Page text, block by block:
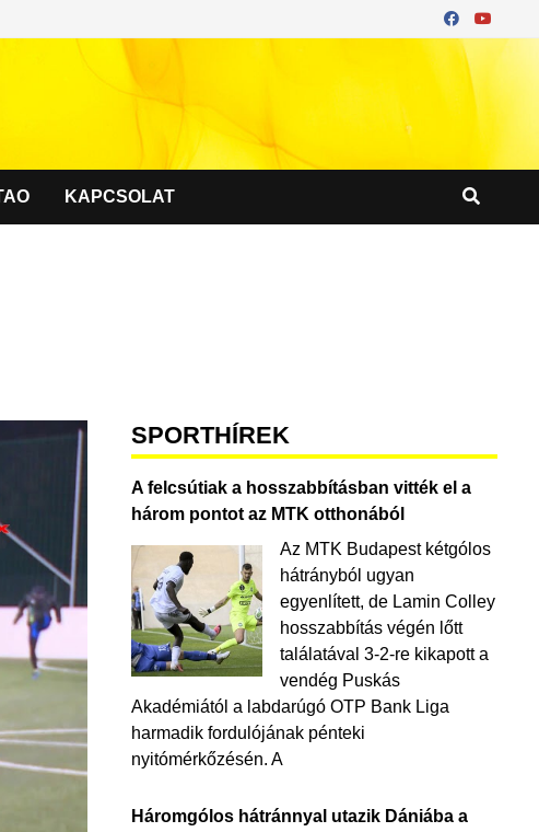
KAPCSOLAT
SPORTHÍREK
A felcsútiak a hosszabbításban vitték el a
három pontot az MTK otthonából
Az MTK Budapest kétgólos
hátrányból ugyan
egyenlített, de Lamin Colley
hosszabbítás végén lőtt
találatával 3-2-re kikapott a
vendég Puskás
Akadémiától a labdarúgó OTP Bank Liga
harmadik fordulójának pénteki
nyitómérkőzésén. A
Háromgólos hátránnyal utazik Dániába a